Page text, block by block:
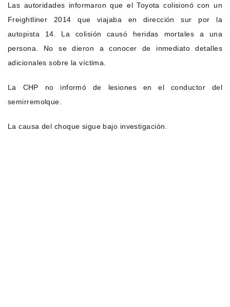
Las autoridades informaron que el Toyota colisionó con un
Freightliner 2014 que viajaba en dirección sur por la
autopista 14. La colisión causó heridas mortales a una
persona. No se dieron a conocer de inmediato detalles
adicionales sobre la víctima.
La CHP no informó de lesiones en el conductor del
semirremolque.
La causa del choque sigue bajo investigación.